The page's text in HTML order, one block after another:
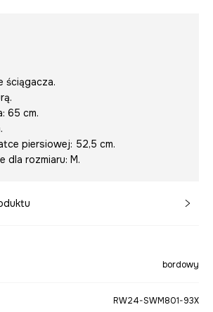
ściągacza.
65 cm.
piersiowej: 52,5 cm.
dla rozmiaru: M.
bordowy
RW24-SWM801-93X